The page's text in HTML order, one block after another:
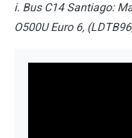
i. Bus C14 Santiago:
O500U Euro 6,